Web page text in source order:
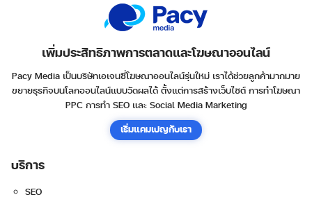
เพิ่มประสิทธิภาพการตลาดและโฆษณาออนไลน์
Pacy Media เป็นบริษัทเอเจนซี่โฆษณาออนไลน์รุ่นใหม่ เราได้ช่วยลูกค้ามากมาย
ขยายธุรกิจบนโลกออนไลน์แบบวัดผลได้ ตั้งแต่การสร้างเว็บไซต์ การทำโฆษณา
PPC การทำ SEO และ Social Media Marketing
เริ่มแคมเปญกับเรา
บริการ
SEO